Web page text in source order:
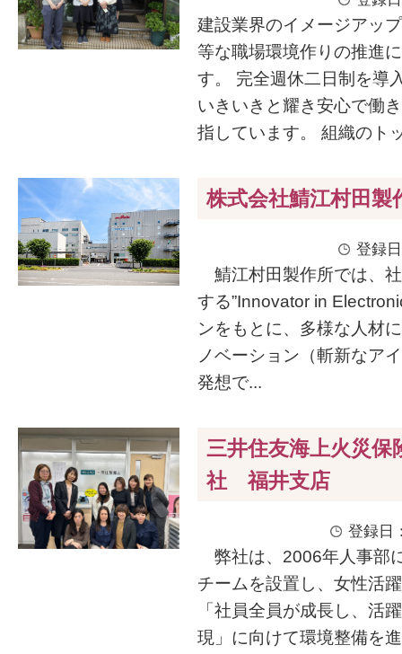
建設業界のイメージアッ
等な職場環境作りの推進
す。 完全週休二日制を導
いきいきと耀き安心で働
指しています。 組織のト
株式会社鯖江村田製
登録
鯖江村田製作所では、
する”Innovator in
ンをもとに、多様な人材
ノベーション（斬新なア
発想で...
三井住友海上火災保
社 福井支店
登録日
弊社は、2006年人事部
チームを設置し、女性活
「社員全員が成長し、活
現」に向けて環境整備を